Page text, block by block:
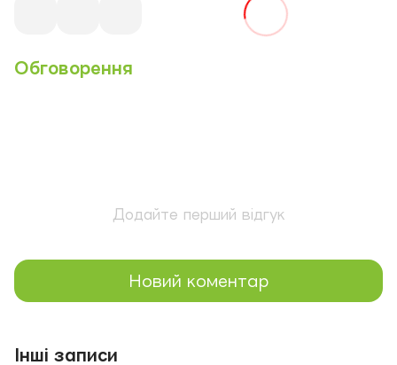
Обговорення
Додайте перший відгук
Новий коментар
Інші записи